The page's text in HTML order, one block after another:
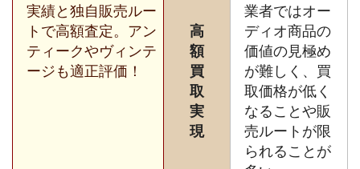
実績と独自販売ルー
トで高額査定。アン
ティークやヴィンテ
ージも適正評価！
高
額
買
取
実
現
業者ではオー
ディオ商品の
価値の見極め
が難しく、買
取価格が低く
なることや販
売ルートが限
られることが